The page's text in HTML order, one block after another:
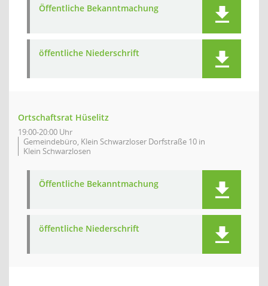
Öffentliche Bekanntmachung
öffentliche Niederschrift
Ortschaftsrat Hüselitz
19:00-20:00 Uhr
Gemeindebüro, Klein Schwarzloser Dorfstraße 10 in
Klein Schwarzlosen
Öffentliche Bekanntmachung
öffentliche Niederschrift